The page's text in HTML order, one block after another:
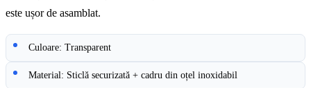
este ușor de asamblat.
Culoare: Transparent
Material: Sticlă securizată + cadru din oțel inoxidabil